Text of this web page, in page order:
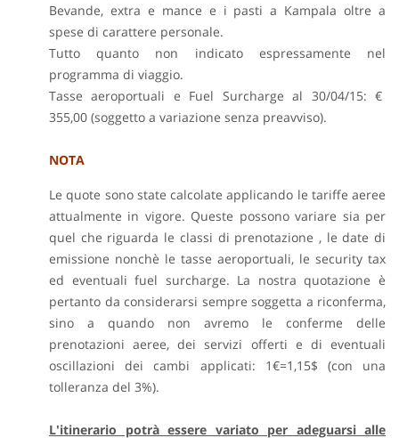
Bevande, extra e mance e i pasti a Kampala oltre a
spese di carattere personale.
Tutto quanto non indicato espressamente nel
programma di viaggio.
Tasse aeroportuali e Fuel Surcharge al 30/04/15: €
355,00 (soggetto a variazione senza preavviso).
NOTA
Le quote sono state calcolate applicando le tariffe aeree
attualmente in vigore. Queste possono variare sia per
quel che riguarda le classi di prenotazione , le date di
emissione nonchè le tasse aeroportuali, le security tax
ed eventuali fuel surcharge. La nostra quotazione è
pertanto da considerarsi sempre soggetta a riconferma,
sino a quando non avremo le conferme delle
prenotazioni aeree, dei servizi offerti e di eventuali
oscillazioni dei cambi applicati: 1€=1,15$ (con una
tolleranza del 3%).
L'itinerario potrà essere variato per adeguarsi alle